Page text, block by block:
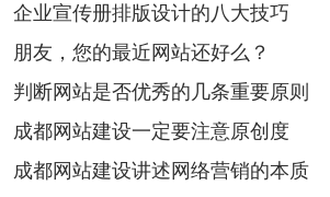
企业宣传册排版设计的八大技巧
朋友，您的最近网站还好么？
判断网站是否优秀的几条重要原则
成都网站建设一定要注意原创度
成都网站建设讲述网络营销的本质